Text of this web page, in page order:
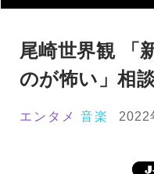
尾崎世界観 「
のが怖い」相
エンタメ 音楽 2022